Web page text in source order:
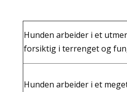
Hunden arbeider i et
forsiktig i terrenget og
Hunden arbeider i et